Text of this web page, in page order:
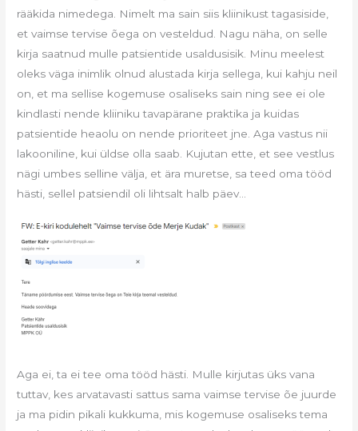
rääkida nimedega. Nimelt ma sain siis kliinikust tagasiside,
et vaimse tervise õega on vesteldud. Nagu näha, on selle
kirja saatnud mulle patsientide usaldusisik. Minu meelest
oleks väga inimlik olnud alustada kirja sellega, kui kahju neil
on, et ma sellise kogemuse osaliseks sain ning see ei ole
kindlasti nende kliiniku tavapärane praktika ja kuidas
patsientide heaolu on nende prioriteet jne. Aga vastus nii
lakooniline, kui üldse olla saab. Kujutan ette, et see vestlus
nägi umbes selline välja, et ära muretse, sa teed oma tööd
hästi, sellel patsiendil oli lihtsalt halb päev…
Aga ei, ta ei tee oma tööd hästi. Mulle kirjutas üks vana
tuttav, kes arvatavasti sattus sama vaimse tervise õe juurde
ja ma pidin pikali kukkuma, mis kogemuse osaliseks tema